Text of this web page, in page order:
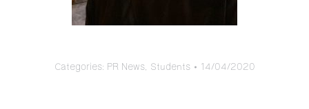
Categories: PR News, Students 14/04/2020